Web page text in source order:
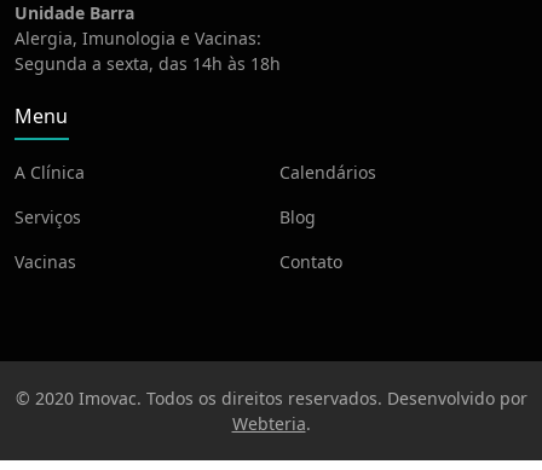
Unidade Barra
Alergia, Imunologia e Vacinas:
Segunda a sexta, das 14h às 18h
Menu
A Clínica
Serviços
Vacinas
Calendários
Blog
Contato
© 2020 Imovac. Todos os direitos reservados. Desenvolvido por
Webteria.